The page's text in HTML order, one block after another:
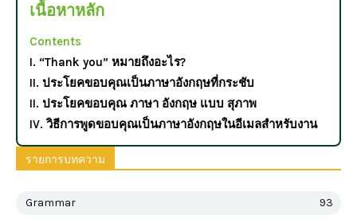
เนื้อหาหลัก
Contents
I. “Thank you” หมายถึงอะไร?
II. ประโยคขอบคุณเป็นภาษาอังกฤษที่กระชับ
II. ประโยคขอบคุณ ภาษา อังกฤษ แบบ สุภาพ
IV. วิธีการพูดขอบคุณเป็นภาษาอังกฤษในอีเมลสำหรับงาน
รายการบทความ
Grammar 93